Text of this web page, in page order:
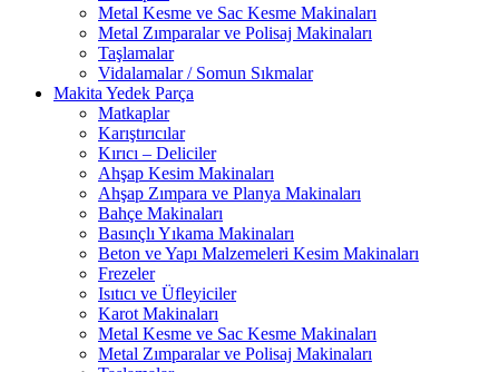
Metal Kesme ve Sac Kesme Makinaları
Metal Zımparalar ve Polisaj Makinaları
Taşlamalar
Vidalamalar / Somun Sıkmalar
Makita Yedek Parça
Matkaplar
Karıştırıcılar
Kırıcı – Deliciler
Ahşap Kesim Makinaları
Ahşap Zımpara ve Planya Makinaları
Bahçe Makinaları
Basınçlı Yıkama Makinaları
Beton ve Yapı Malzemeleri Kesim Makinaları
Frezeler
Isıtıcı ve Üfleyiciler
Karot Makinaları
Metal Kesme ve Sac Kesme Makinaları
Metal Zımparalar ve Polisaj Makinaları